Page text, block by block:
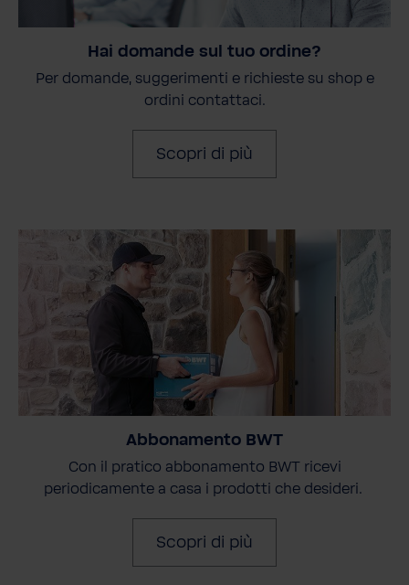
Hai domande sul tuo ordine?
Per domande, suggerimenti e richieste su shop e
ordini contattaci.
Scopri di più
Abbonamento BWT
Con il pratico abbonamento BWT ricevi
periodicamente a casa i prodotti che desideri.
Scopri di più